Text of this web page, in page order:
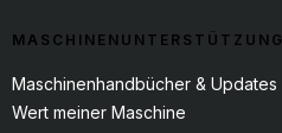
MASCHINENUNTERSTÜTZUNG
Maschinenhandbücher & Updates
Wert meiner Maschine